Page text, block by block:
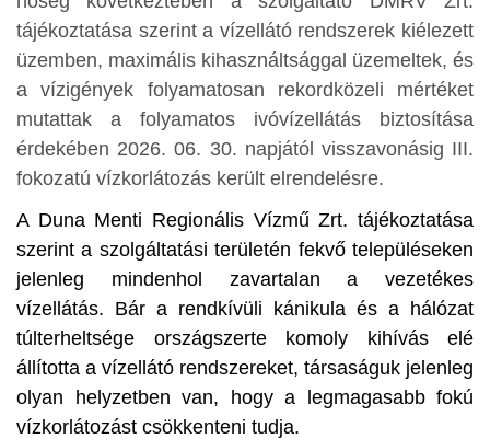
tájékoztatása szerint a vízellátó rendszerek kiélezett
üzemben, maximális kihasználtsággal üzemeltek, és
a vízigények folyamatosan rekordközeli mértéket
mutattak a folyamatos ivóvízellátás biztosítása
érdekében 2026. 06. 30. napjától visszavonásig III.
fokozatú vízkorlátozás került elrendelésre.
A Duna Menti Regionális Vízmű Zrt. tájékoztatása
szerint a szolgáltatási területén fekvő településeken
jelenleg mindenhol zavartalan a vezetékes
vízellátás. Bár a rendkívüli kánikula és a hálózat
túlterheltsége országszerte komoly kihívás elé
állította a vízellátó rendszereket, társaságuk jelenleg
olyan helyzetben van, hogy a legmagasabb fokú
vízkorlátozást csökkenteni tudja.